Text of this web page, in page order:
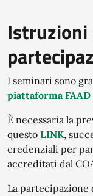
Istruzioni
I seminari sono
piattaforma
È necessaria la
questo LINK,
credenziali per
accreditati dal
La partecipazione